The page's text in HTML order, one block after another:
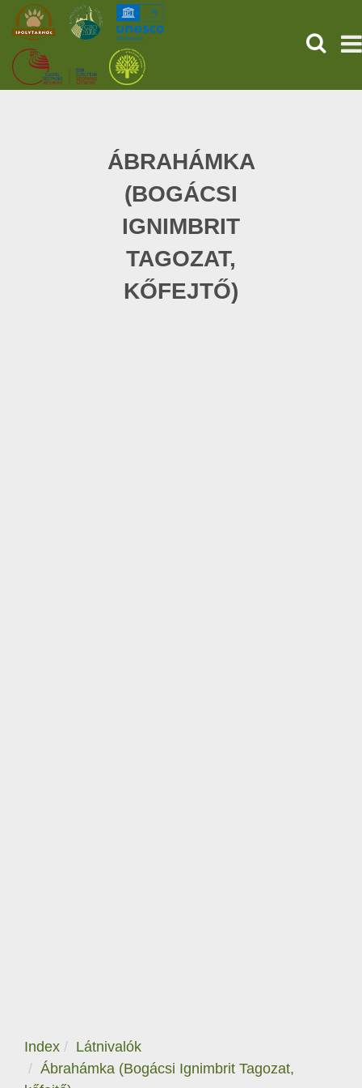
THE PREHISTORIC POMPEII
SEARCH
ÁBRAHÁMKA
(BOGÁCSI
IGNIMBRIT
TAGOZAT,
KŐFEJTŐ)
Index
Látnivalók
Ábrahámka (Bogácsi Ignimbrit Tagozat,